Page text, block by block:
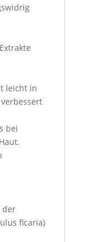
leicht in
bei
der
ficaria)